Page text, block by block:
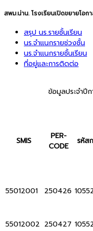
สพม.น่าน. โรงเรียนเปิดขยายโอก
สรุป นร.รายชั้นเรียน
นร.จำแนกรายช่วงชั้น
นร.จำแนกรายชั้นเรียน
ที่อยู่และการติดต่อ
ข้อมูลประจำปี
SMIS
PER-
CODE
รหัส
55012001 250426
55012002 250427